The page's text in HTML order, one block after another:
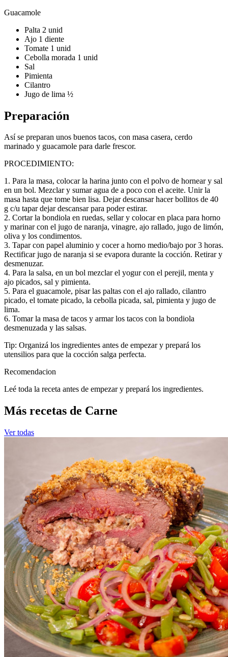
Guacamole
Palta 2 unid
Ajo 1 diente
Tomate 1 unid
Cebolla morada 1 unid
Sal
Pimienta
Cilantro
Jugo de lima ½
Preparación
Así se preparan unos buenos tacos, con masa casera, cerdo
marinado y guacamole para darle frescor.
PROCEDIMIENTO:
1. Para la masa, colocar la harina junto con el polvo de hornear y sal
en un bol. Mezclar y sumar agua de a poco con el aceite. Unir la
masa hasta que tome bien lisa. Dejar descansar hacer bollitos de 40
g c/u tapar dejar descansar para poder estirar.
2. Cortar la bondiola en ruedas, sellar y colocar en placa para horno
y marinar con el jugo de naranja, vinagre, ajo rallado, jugo de limón,
oliva y los condimentos.
3. Tapar con papel aluminio y cocer a horno medio/bajo por 3 horas.
Rectificar jugo de naranja si se evapora durante la cocción. Retirar y
desmenuzar.
4. Para la salsa, en un bol mezclar el yogur con el perejil, menta y
ajo picados, sal y pimienta.
5. Para el guacamole, pisar las paltas con el ajo rallado, cilantro
picado, el tomate picado, la cebolla picada, sal, pimienta y jugo de
lima.
6. Tomar la masa de tacos y armar los tacos con la bondiola
desmenuzada y las salsas.
Tip: Organizá los ingredientes antes de empezar y prepará los
utensilios para que la cocción salga perfecta.
Recomendacion
Leé toda la receta antes de empezar y prepará los ingredientes.
Más recetas de Carne
Ver todas